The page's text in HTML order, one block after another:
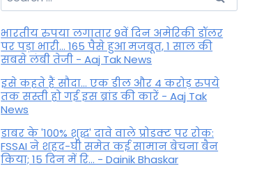
for:
भारतीय रुपया लगातार 9वें दिन अमेरिकी डॉलर
पर पड़ा भारी... 165 पैसे हुआ मजबूत, 1 साल की
सबसे लंबी तेजी - Aaj Tak News
इसे कहते हैं सौदा... एक डील और 4 करोड़ रुपये
तक सस्ती हो गई इस ब्रांड की कारें - Aaj Tak
News
डाबर के '100% शुद्ध' दावे वाले प्रोडक्ट पर रोक:
FSSAI ने शहद-घी समेत कई सामान बेचना बैन
किया; 15 दिन में रि... - Dainik Bhaskar